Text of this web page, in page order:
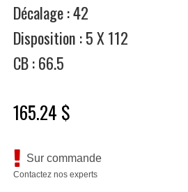
Décalage : 42
Disposition : 5 X 112
CB : 66.5
165.24 $
Sur commande
Contactez nos experts